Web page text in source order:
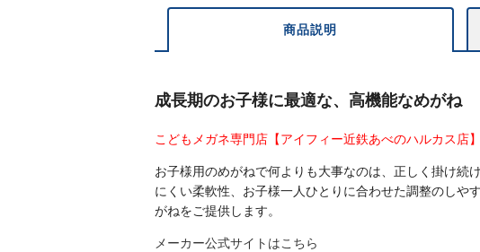
商品説明
成長期のお子様に最適な、高機能なめがね
こどもメガネ専門店【アイフィー近鉄あべのハルカス店
お子様用のめがねで何よりも大事なのは、正しく掛け続
にくい柔軟性、お子様一人ひとりに合わせた調整のしや
がねをご提供します。
メーカー公式サイトはこちら